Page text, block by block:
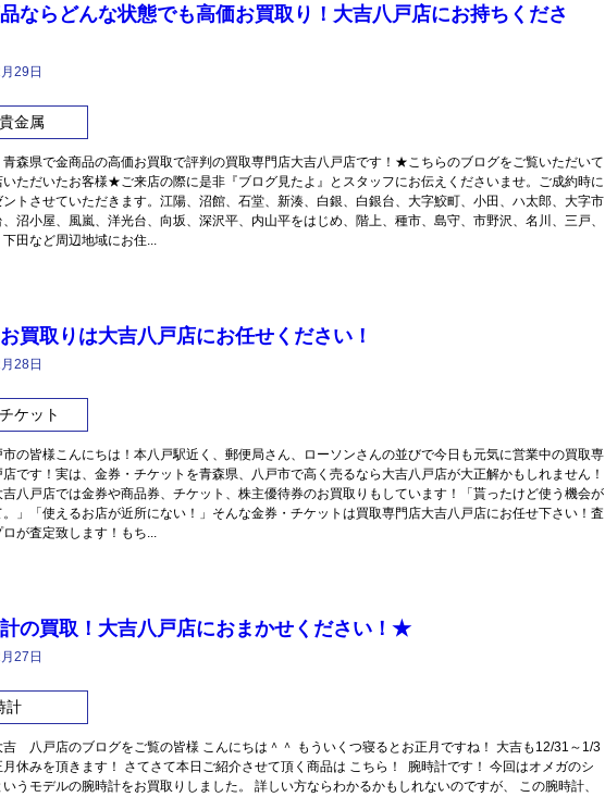
ならどんな状態でも高価お買取り！大吉八戸店にお持ちくださ
29日
金属
青森県で金商品の高価お買取で評判の買取専門店大吉八戸店です！★こちらのブログをご覧いただいて
ただいたお客様★ご来店の際に是非『ブログ見たよ』とスタッフにお伝えくださいませ。ご成約時に
トさせていただきます。江陽、沼館、石堂、新湊、白銀、白銀台、大字鮫町、小田、ハ太郎、大字市
、沼小屋、風嵐、洋光台、向坂、深沢平、内山平をはじめ、階上、種市、島守、市野沢、名川、三戸、
田など周辺地域にお住...
買取りは大吉八戸店にお任せください！
28日
ケット
の皆様こんにちは！本八戸駅近く、郵便局さん、ローソンさんの並びで今日も元気に営業中の買取専
です！実は、金券・チケットを青森県、八戸市で高く売るなら大吉八戸店が大正解かもしれません！
吉八戸店では金券や商品券、チケット、株主優待券のお買取りもしています！「貰ったけど使う機会が
」「使えるお店が近所にない！」そんな金券・チケットは買取専門店大吉八戸店にお任せ下さい！査
が査定致します！もち...
の買取！大吉八戸店におまかせください！★
27日
計
吉 八戸店のブログをご覧の皆様 こんにちは＾＾ もういくつ寝るとお正月ですね！ 大吉も12/31～1/3
休みを頂きます！ さてさて本日ご紹介させて頂く商品は こちら！ 腕時計です！ 今回はオメガのシ
うモデルの腕時計をお買取りしました。 詳しい方ならわかるかもしれないのですが、 この腕時計、